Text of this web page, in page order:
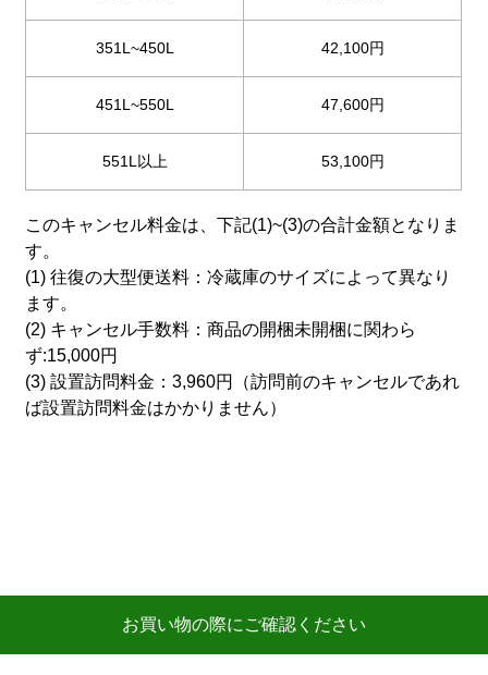
351L~450L 42,100円
451L~550L 47,600円
551L以上 53,100円
このキャンセル料金は、下記(1)~(3)の合計金額となりま
す。
(1) 往復の大型便送料：冷蔵庫のサイズによって異なり
ます。
(2) キャンセル手数料：商品の開梱未開梱に関わら
ず:15,000円
(3) 設置訪問料金：3,960円（訪問前のキャンセルであれ
ば設置訪問料金はかかりません）
お買い物の際にご確認ください